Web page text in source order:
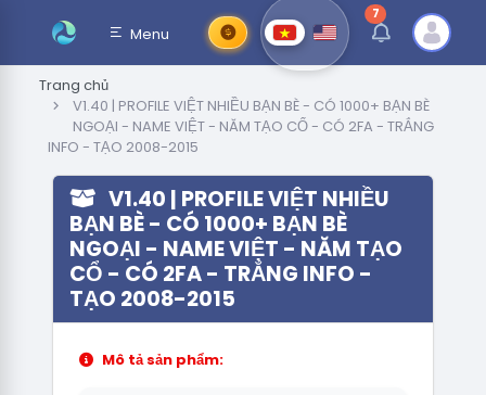
Menu
7thông báo chưa
Trang chủ
V1.40 | PROFILE VIỆT NHIỀU BẠN BÈ - CÓ 1000+ BẠN BÈ
NGOẠI - NAME VIỆT - NĂM TẠO CỔ - CÓ 2FA - TRẮNG
INFO - TẠO 2008-2015
V1.40 | PROFILE VIỆT NHIỀU
BẠN BÈ - CÓ 1000+ BẠN BÈ
NGOẠI - NAME VIỆT - NĂM TẠO
CỔ - CÓ 2FA - TRẮNG INFO -
TẠO 2008-2015
Mô tả sản phẩm: